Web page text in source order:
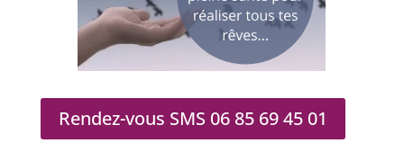
Rendez-vous SMS 06 85 69 45 01